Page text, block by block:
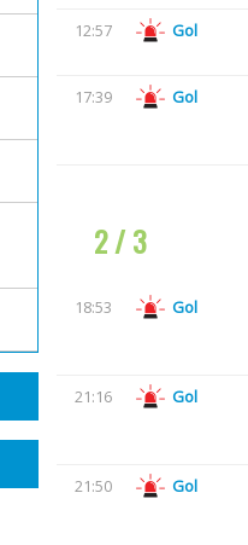
12:57
Gol
17:39
Gol
2 / 3
18:53 Gol
21:16
Gol
21:50
Gol